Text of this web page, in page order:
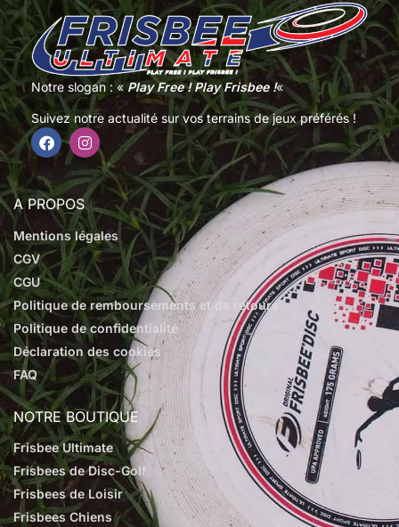
Notre slogan : « Play Free ! Play Frisbee !«
Suivez notre actualité sur vos terrains de jeux préférés !
A PROPOS
Mentions légales
CGV
CGU
Politique de remboursements et de retours
Politique de confidentialité
Déclaration des cookies
FAQ
NOTRE BOUTIQUE
Frisbee Ultimate
Frisbees de Disc-Golf
Frisbees de Loisir
Frisbees Chiens